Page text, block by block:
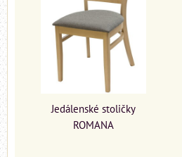
Jedálenské stoličky
ROMANA